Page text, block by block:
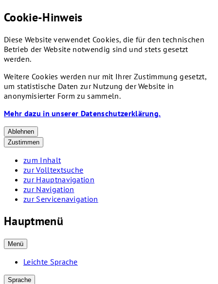
Cookie-Hinweis
Diese Website verwendet Cookies, die für den technischen
Betrieb der Website notwendig sind und stets gesetzt
werden.
Weitere Cookies werden nur mit Ihrer Zustimmung gesetzt,
um statistische Daten zur Nutzung der Website in
anonymisierter Form zu sammeln.
Mehr dazu in unserer Datenschutzerklärung.
Ablehnen
Zustimmen
zum Inhalt
zur Volltextsuche
zur Hauptnavigation
zur Navigation
zur Servicenavigation
Hauptmenü
Menü
Leichte Sprache
Sprache